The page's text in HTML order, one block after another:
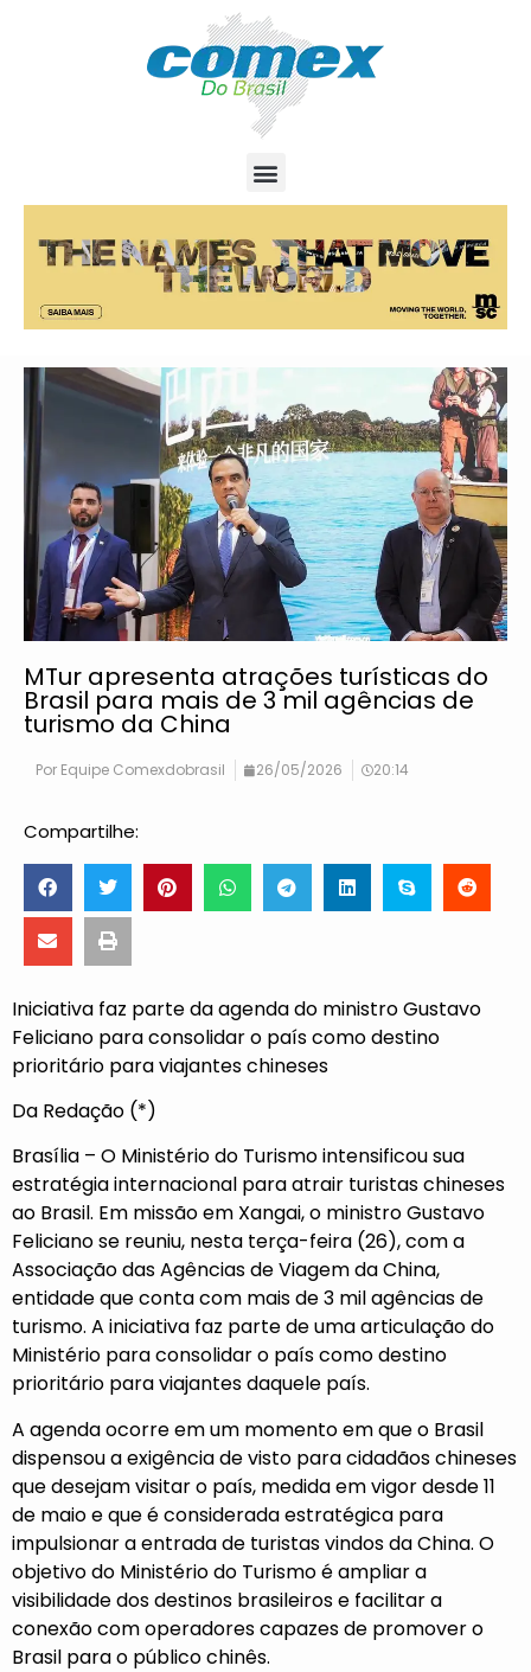
MTur apresenta atrações turísticas do
Brasil para mais de 3 mil agências de
turismo da China
Por Equipe Comexdobrasil 26/05/2026 20:14
Compartilhe:
Iniciativa faz parte da agenda do ministro Gustavo
Feliciano para consolidar o país como destino
prioritário para viajantes chineses
Da Redação (*)
Brasília – O Ministério do Turismo intensificou sua
estratégia internacional para atrair turistas chineses
ao Brasil. Em missão em Xangai, o ministro Gustavo
Feliciano se reuniu, nesta terça-feira (26), com a
Associação das Agências de Viagem da China,
entidade que conta com mais de 3 mil agências de
turismo. A iniciativa faz parte de uma articulação do
Ministério para consolidar o país como destino
prioritário para viajantes daquele país.
A agenda ocorre em um momento em que o Brasil
dispensou a exigência de visto para cidadãos chineses
que desejam visitar o país, medida em vigor desde 11
de maio e que é considerada estratégica para
impulsionar a entrada de turistas vindos da China. O
objetivo do Ministério do Turismo é ampliar a
visibilidade dos destinos brasileiros e facilitar a
conexão com operadores capazes de promover o
Brasil para o público chinês.